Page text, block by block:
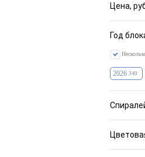
Цена,
Год
2026 340
Другие